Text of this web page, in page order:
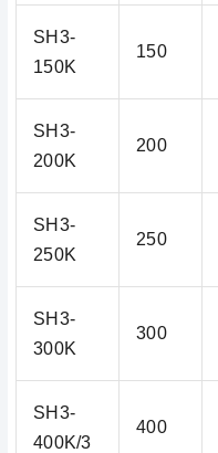
SH3-
150K
150
SH3-
200K
200
SH3-
250K
250
SH3-
300K
300
SH3-
400K/3
400